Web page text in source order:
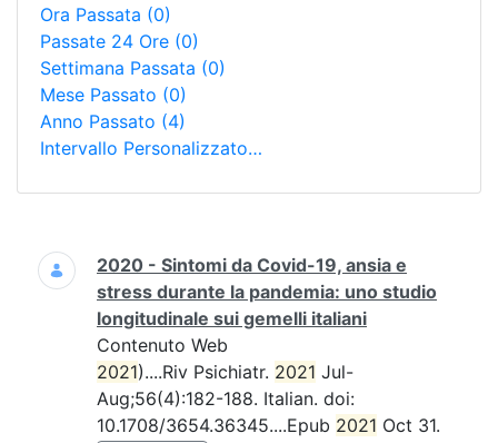
Ora Passata (0)
Passate 24 Ore (0)
Settimana Passata (0)
Mese Passato (0)
Anno Passato (4)
Intervallo Personalizzato…
Ricerca
2020 - Sintomi da Covid-19, ansia e
stress durante la pandemia: uno studio
longitudinale sui gemelli italiani
Contenuto Web
2021)....Riv Psichiatr. 2021 Jul-
Aug;56(4):182-188. Italian. doi:
10.1708/3654.36345....Epub 2021 Oct 31.